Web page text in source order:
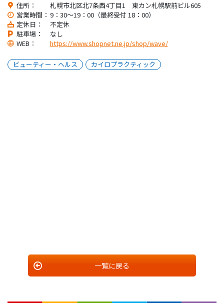
住所：
札幌市北区北7条西4丁目1 東カン札幌駅前ビル605
営業時間： 9：30～19：00（最終受付 18：00）
定休日：
不定休
駐車場：
なし
WEB：
https://www.shopnet.ne.jp/shop/wave/
ビューティー・ヘルス カイロプラクティック
一覧に戻る